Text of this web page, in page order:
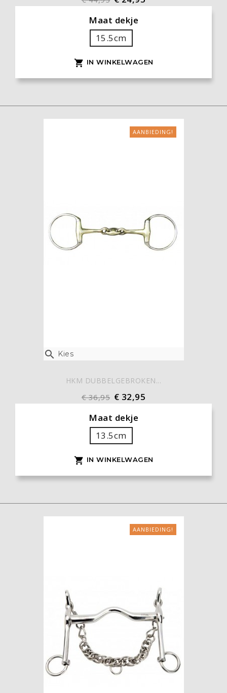
Maat dekje
15.5cm
 IN WINKELWAGEN
 Kies
AANBIEDING!
HKM DUBBELGEBROKEN...
€ 36,95 € 32,95
Maat dekje
13.5cm
 IN WINKELWAGEN
AANBIEDING!